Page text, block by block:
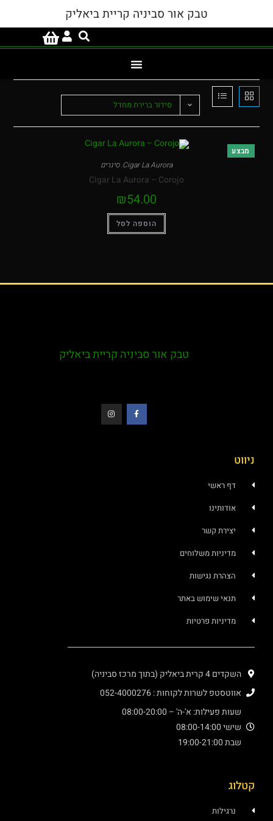
טבק אור סביניה קריית ביאליק
סידור ברירת מחדל
Cigar La Aurora
,סיגרים
Cigar La Aurora – Corojo
טבק אור סביניה קריית ביאליק
ראשי
קשר
משלוחים
נגישות
שימוש באתר
פרטיות
לשרות לקוחות : 052-4000276
א'-ה' – 08:00-20:00